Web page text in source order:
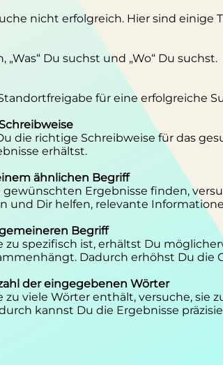
nicht erfolgreich. Hier sind einige
Du suchst und „Wo“ Du suchst.
für eine erfolgreiche
die richtige Schreibweise für das
erhältst.
ähnlichen Begriff
Ergebnisse finden,
und Dir helfen, relevante
Begriff
zu spezifisch ist, erhältst Du
Dadurch erhöhst Du die
der eingegebenen Wörter
zu viele Wörter enthält, versuche, sie
kannst Du die Ergebnisse